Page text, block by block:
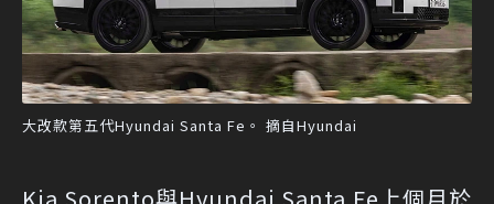
大改款第五代Hyundai Santa Fe。 摘自Hyundai